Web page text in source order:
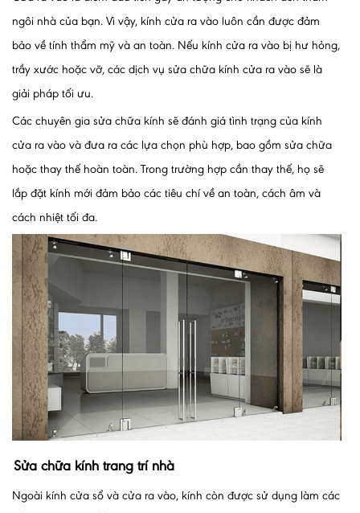
ngôi nhà của bạn. Vì vậy, kính cửa ra vào luôn cần được đảm
bảo về tính thẩm mỹ và an toàn. Nếu kính cửa ra vào bị hư hỏng,
trầy xước hoặc vỡ, các dịch vụ sửa chữa kính cửa ra vào sẽ là
giải pháp tối ưu.
Các chuyên gia sửa chữa kính sẽ đánh giá tình trạng của kính
cửa ra vào và đưa ra các lựa chọn phù hợp, bao gồm sửa chữa
hoặc thay thế hoàn toàn. Trong trường hợp cần thay thế, họ sẽ
lắp đặt kính mới đảm bảo các tiêu chí về an toàn, cách âm và
cách nhiệt tối đa.
Sửa chữa kính trang trí nhà
Ngoài kính cửa sổ và cửa ra vào, kính còn được sử dụng làm các